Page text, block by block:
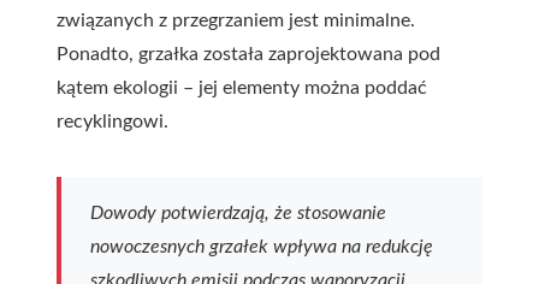
związanych z przegrzaniem jest minimalne.
Ponadto, grzałka została zaprojektowana pod
kątem ekologii – jej elementy można poddać
recyklingowi.
Dowody potwierdzają, że stosowanie
nowoczesnych grzałek wpływa na redukcję